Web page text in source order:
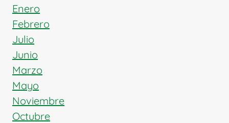
Enero
Febrero
Julio
Junio
Marzo
Mayo
Noviembre
Octubre